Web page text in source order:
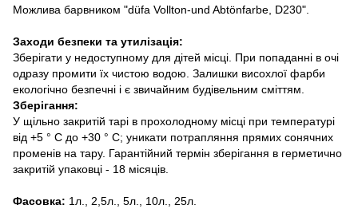
Можлива барвником "düfa Vollton-und Abtönfarbe, D230".
Заходи безпеки та утилізація:
Зберігати у недоступному для дітей місці. При попаданні в очі
одразу промити їх чистою водою. Залишки висохлої фарби
екологічно безпечні і є звичайним будівельним сміттям.
Зберігання:
У щільно закритій тарі в прохолодному місці при температурі
від +5 ° С до +30 ° С; уникати потрапляння прямих сонячних
променів на тару. Гарантійний термін зберігання в герметично
закритій упаковці - 18 місяців.
Фасовка: 1л., 2,5л., 5л., 10л., 25л.